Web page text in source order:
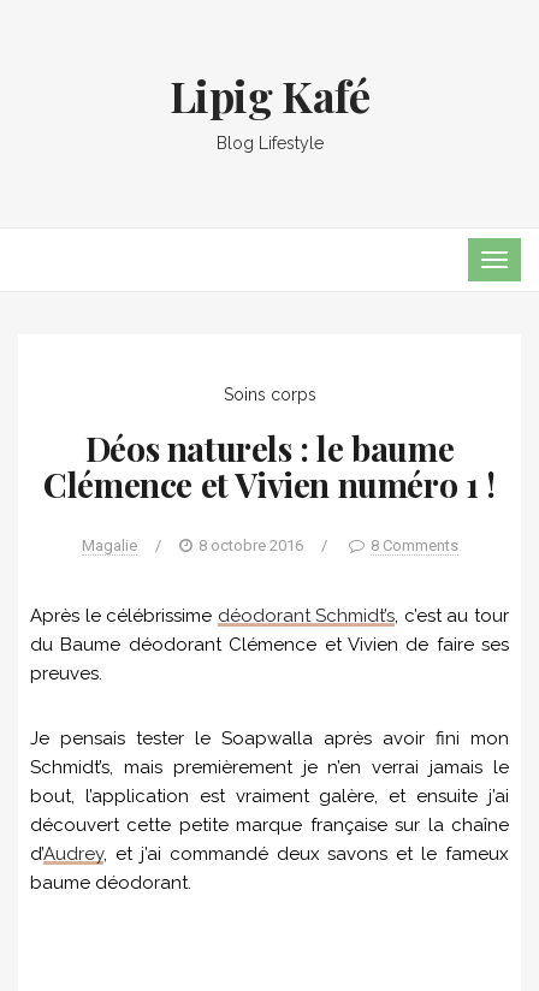
Lipig Kafé
Blog Lifestyle
Soins corps
Déos naturels : le baume
Clémence et Vivien numéro 1 !
Magalie / 8 octobre 2016 / 8 Comments
Après le célébrissime déodorant Schmidt’s, c’est au tour
du Baume déodorant Clémence et Vivien de faire ses
preuves.
Je pensais tester le Soapwalla après avoir fini mon
Schmidt’s, mais premièrement je n’en verrai jamais le
bout, l’application est vraiment galère, et ensuite j’ai
découvert cette petite marque française sur la chaîne
d’Audrey, et j’ai commandé deux savons et le fameux
baume déodorant.